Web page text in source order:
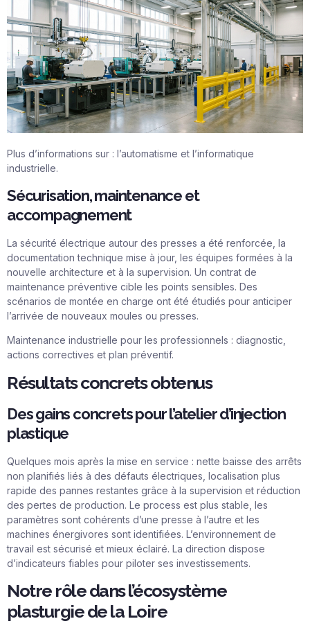
Plus d’informations sur : l’automatisme et l’informatique
industrielle.
Sécurisation, maintenance et
accompagnement
La sécurité électrique autour des presses a été renforcée, la
documentation technique mise à jour, les équipes formées à la
nouvelle architecture et à la supervision. Un contrat de
maintenance préventive cible les points sensibles. Des
scénarios de montée en charge ont été étudiés pour anticiper
l’arrivée de nouveaux moules ou presses.
Maintenance industrielle pour les professionnels : diagnostic,
actions correctives et plan préventif.
Résultats concrets obtenus
Des gains concrets pour l’atelier d’injection
plastique
Quelques mois après la mise en service : nette baisse des arrêts
non planifiés liés à des défauts électriques, localisation plus
rapide des pannes restantes grâce à la supervision et réduction
des pertes de production. Le process est plus stable, les
paramètres sont cohérents d’une presse à l’autre et les
machines énergivores sont identifiées. L’environnement de
travail est sécurisé et mieux éclairé. La direction dispose
d’indicateurs fiables pour piloter ses investissements.
Notre rôle dans l’écosystème
plasturgie de la Loire